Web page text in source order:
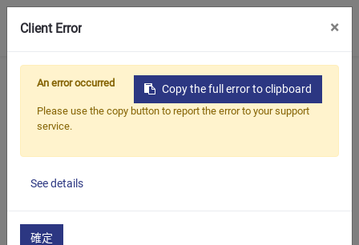
首頁 產品
油封,軸封整修機系列
汽門軸封鋼圈裝入機(全自動)
Client Error ×
Copy the full error to clipboard
An error occurred
Please use the copy button to report the error to your support
service.
See details
確定